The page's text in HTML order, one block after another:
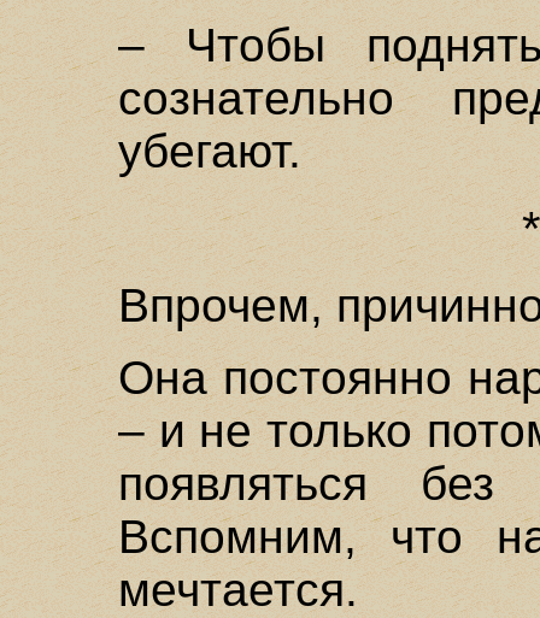
– Чтобы
сознательно
убегают.
Впрочем,
Она постоянно
– и не только
появляться без
Вспомним, что
мечтается.